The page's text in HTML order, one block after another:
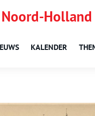
Holland
KALENDER